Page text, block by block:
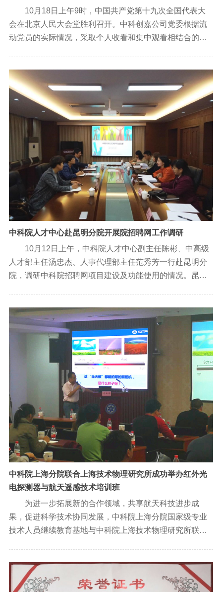
10月18日上午9时，中国共产党第十九次全国代表大
会在北京人民大会堂胜利召开。中科创嘉公司党委根据流
动党员的实际情况，采取个人收看和集中观看相结合的方
告。
中科院人才中心赴昆明分院开展院招聘网工作调研
10月12日上午，中科院人才中心副主任陈彬、中高级
人才部主任汤忠杰、人事代理部主任范秀芳一行赴昆明分
院，调研中科院招聘网项目建设及功能使用的情况。昆明
的人事部门相关业务主管参加了会议。
中科院上海分院联合上海技术物理研究所成功举办红外光
电探测器与航天遥感技术培训班
为进一步拓展新的合作领域，共享航天科技进步成
果，促进科学技术协同发展，中科院上海分院国家级专业
技术人员继续教育基地与中科院上海技术物理研究所联合
的反馈，来自院属兄弟单位、上海交通大学、航天科技集
团第八研究院、社会企业的50余名专业技术人员报名参